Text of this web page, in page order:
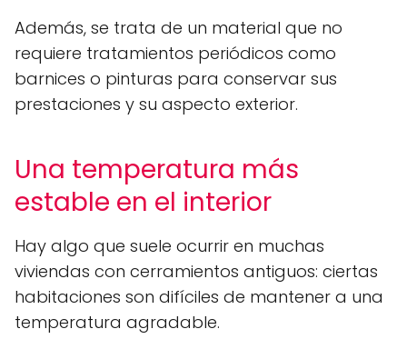
Además, se trata de un material que no
requiere tratamientos periódicos como
barnices o pinturas para conservar sus
prestaciones y su aspecto exterior.
Una temperatura más
estable en el interior
Hay algo que suele ocurrir en muchas
viviendas con cerramientos antiguos: ciertas
habitaciones son difíciles de mantener a una
temperatura agradable.